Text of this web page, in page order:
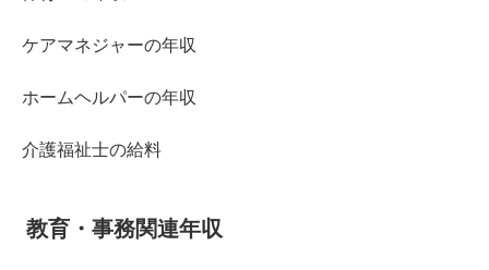
ケアマネジャーの年収
ホームヘルパーの年収
介護福祉士の給料
教育・事務関連年収